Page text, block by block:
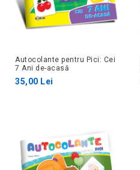
Autocolante pentru Pici: Cei
7 Ani de-acasă
35,00 Lei